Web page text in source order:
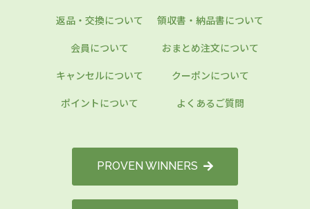
返品・交換について
領収書・納品書について
会員について
おまとめ注文について
キャンセルについて
クーポンについて
ポイントについて
よくあるご質問
PROVEN WINNERS